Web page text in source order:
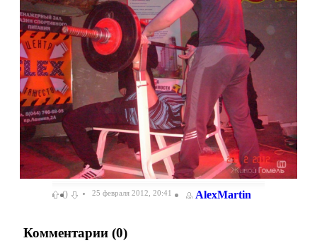
0 25 февраля 2012, 20:41 AlexMartin
Комментарии (0)